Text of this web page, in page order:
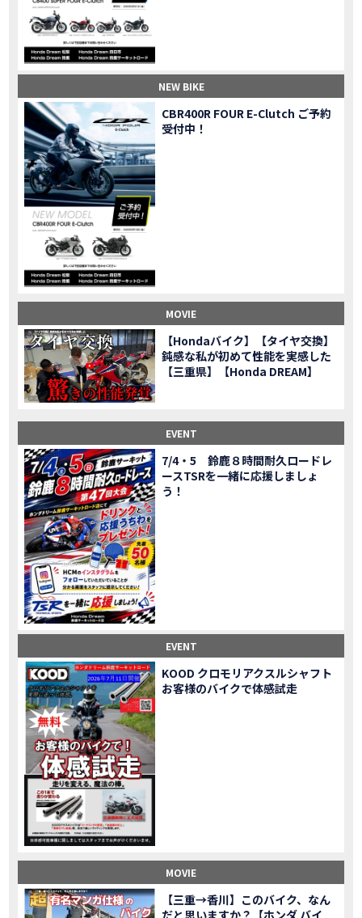
MOVIE 【女子ツーリング】穴場スポット満載！三重の美味しいもの・パワースポット！【Honda Dream 松阪】
MOVIE 【CBR600RR】憧れのSSバイクで女子ツーリング|三重県 松阪スタート！Honda Rebel250•500
MOVIE 【中級レベル】スクーター乗りの女性ライダーがライティングスクールに潜入【HMS】Honda 400X
MOVIE 【鈴鹿サーキット】ホンダモーターサイクリストスクールを体験してきました【バイク女子】
CAMPAIGN 【買取強化中】乗らないバイクはHonda Dreamへ！
MOVIE 【祝】Honda CL500納車「かなえさんバイク売れました！」連絡があり行ってきました
MOVIE 【シンガーソングライター茉ひるさんご来店】ホンダドリーム四日市
MOVIE 【ホンダドリーム鈴鹿サーキットロード】オープン当日イベントレポ！
MOVIE 【鈴鹿サーキットに近い！】ホンダドリーム鈴鹿サーキットロードOPEN！ #茉ひる
MOVIE CL500売却！X-ADVオーナーの素直な理由。〇〇で納得の買取してもらいました|Honda X-ADV
MOVIE 【梅本まどかさんコラボ】CIVIC TYPE R♪スタッフオススメの鈴鹿ドライブへ！【後編】
MOVIE 憧れの大型バイク試乗！4輪走行は驚きの…【Honda GoldWing AfricaTwin】試乗会in鈴鹿ツインサーキット
【鈴鹿ツインサーキット】バイク＆クルマ夢のコラボイベント！「HCM２＆４サーキットフェス」レポ
MOVIE 全員初対面！バイク女子6人がツーリング行ったらwww
バイク女子6人でツーリング行った結果ww！後編
MOVIE 温泉1泊。いつもソロの女性ライダー、大人のマスツーリングへついていった【三重〜長野•茶臼山高原経由】Honda CL500
MOVIE 【梅本まどかさんコラボ】CIVIC TYPE R♪ スタッフオススメの鈴鹿ドライブへ！【前編】
MOVIE ＨＣＭ２＆４サーキットフェス2023 紹介動画②
MOVIE ＨＣＭ２＆４サーキットフェス2023 紹介動画①
Honda Dream 四日市のご紹介
MOVIE Honda Dream 鈴鹿のご紹介
MOVIE
Honda Dream 松阪のご紹介
２月１２日 牡蠣ツーリングフォトギャラリー
EVENT 第6回オフロードスクールフォトギャラリー
EVENT Honda Dream鈴鹿・松阪・四日市 ３店舗合同周年祭フォトギャラリー
MOVIE Honda Dream鈴鹿・松阪・四日市 ３店舗合同周年祭レポート
NEW BIKE NEW BIKE「HAWK 11」新型ロードスポーツモデル HAWK 11を発売！
NEW BIKE NEW BIKE「ダックス125」新型レジャーバイク ダックス125を発売！
MOVIE Honda Dream 鈴鹿 オフロードスクール紹介
【新車中古車多数】三重県でバイクを探すなら！HondaDream松阪【ホンダ二輪車専門店】
MOVIE 【県下最大規模】三重県でバイクを探すなら！HondaDream鈴鹿【ホンダ二輪車専門店】
NEW BIKE 「CBR400R」「400X」の仕様 を一部変更し発売!
NEW BIKE 大型プレミアムツアラー「Gold Wing」 シリーズのカラーバリエーション を一部変更し発売!
NEW BIKE クルーザーモデル 「Rebel 250 S Edition」 に新色を追加し発表！
NEW BIKE 「CT125・ハンターカブ」 に新色を追加し発売！
NEW BIKE 「CB1100 EX Final Edition」「CB1100 RS Final Edition」を発売
NEW BIKE 「モンキー125」に5速トランスミッションを採用した新エンジンを搭載し発売！
NEW BIKE 「スーパーカブ C125」に環境性能を向上させた新エンジンを搭載し発売！
EVENT 【イベントレポート】2021年 7月25日 敦賀ツーリング
「ADV150」に受注期間限定のカラーリングを設定し発売！
NEW BIKE 「GB350」「GB350 S」新型ロードスポーツモデル GB350・GB350 S を発売！
NEW BIKE
CBR400R FOUR E-Clutch ご予約
受付中！
MOVIE
【Hondaバイク】【タイヤ交換】
鈍感な私が初めて性能を実感した
【三重県】【Honda DREAM】
EVENT
7/4・5 鈴鹿８時間耐久ロードレ
ースTSRを一緒に応援しましょ
う！
EVENT
KOOD クロモリアクスルシャフト
お客様のバイクで体感試走
MOVIE
【三重→香川】このバイク、なん